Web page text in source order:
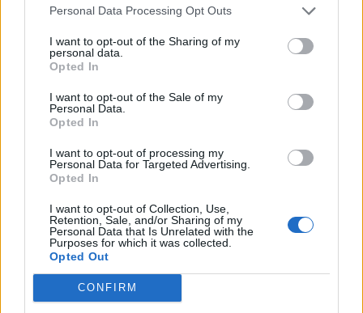
Personal Data Processing Opt Outs
I want to opt-out of the Sharing of my
personal data.
Opted In
I want to opt-out of the Sale of my
Personal Data.
Opted In
I want to opt-out of processing my
Personal Data for Targeted Advertising.
Opted In
I want to opt-out of Collection, Use,
Retention, Sale, and/or Sharing of my
Personal Data that Is Unrelated with the
Purposes for which it was collected.
Opted Out
CONFIRM
Ver más
Alcalá Psicoterapia Breve en Moncloa
Madrid (Madrid)
2426